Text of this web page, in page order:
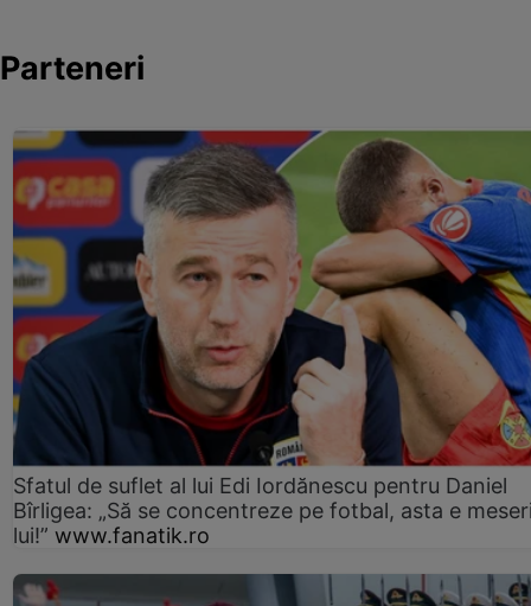
Parteneri
Sfatul de suflet al lui Edi Iordănescu pentru Daniel
Bîrligea: „Să se concentreze pe fotbal, asta e
lui!” www.fanatik.ro